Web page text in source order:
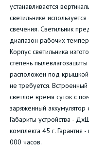
устанавливается
светильнике
свечения. Светильник
диапазон рабочих
Корпус светильника
степень
расположен под
не требуется.
светлое время суток с
заряженный аккумулятор
Габариты устройства -
комплекта 45 г. Гарантия
000 часов.